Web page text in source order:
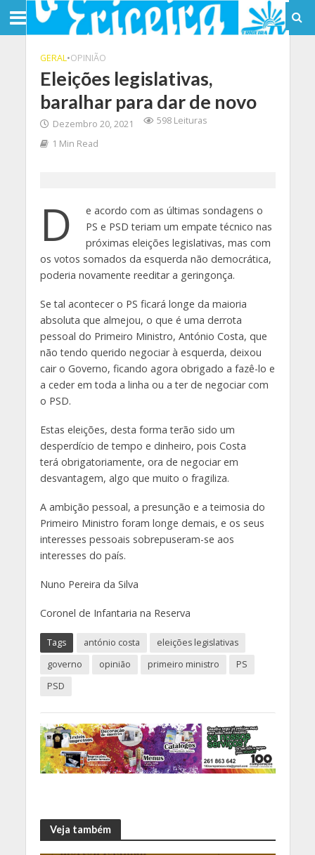
GERAL•OPINIÃO
Eleições legislativas,
baralhar para dar de novo
Dezembro 20, 2021
598 Leituras
1 Min Read
D
e acordo com as últimas sondagens o
PS e PSD teriam um empate técnico nas
próximas eleições legislativas, mas com
os votos somados da esquerda não democrática,
poderia novamente reeditar a geringonça.
Se tal acontecer o PS ficará longe da maioria
absoluta que almejou, o que é uma derrota
pessoal do Primeiro Ministro, António Costa, que
não tendo querido negociar à esquerda, deixou
cair o Governo, ficando agora obrigado a fazê-lo e
a ceder em toda a linha ou a ter de negociar com
o PSD.
Estas eleições, desta forma terão sido um
desperdício de tempo e dinheiro, pois Costa
terá obrigatoriamente, ora de negociar em
desvantagem, algo que muito o fragiliza.
A ambição pessoal, a presunção e a teimosia do
Primeiro Ministro foram longe demais, e os seus
interesses pessoais sobrepuseram-se aos
interesses do país.
Nuno Pereira da Silva
Coronel de Infantaria na Reserva
Tags antónio costa
eleições legislativas
governo
opinião primeiro ministro
PS
PSD
Veja também